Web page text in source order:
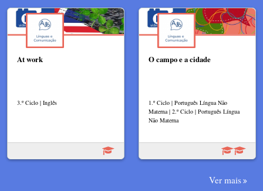
At work
3.º Ciclo | Inglês
O campo e a cidade
1.º Ciclo | Português Língua Não
Materna | 2.º Ciclo | Português Língua
Não Materna
Ver mais